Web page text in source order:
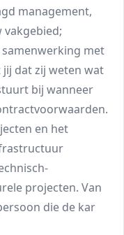
management,
met
dat zij weten wat
bij wanneer
en het
projecten. Van
die de kar